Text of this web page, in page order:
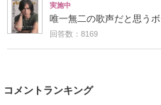
実施中
唯一無二の歌声だと思う
回答数：8169
コメントランキング